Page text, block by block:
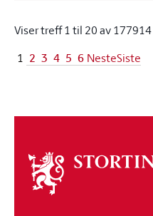
Viser treff 1 til 20 av 177914
1 2 3 4 5 6 NesteSiste
Om
stortinget